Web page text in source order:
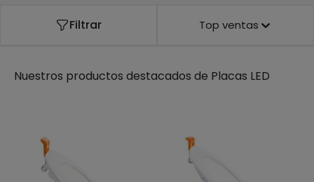
Filtrar Top ventas
Nuestros productos destacados de Placas LED